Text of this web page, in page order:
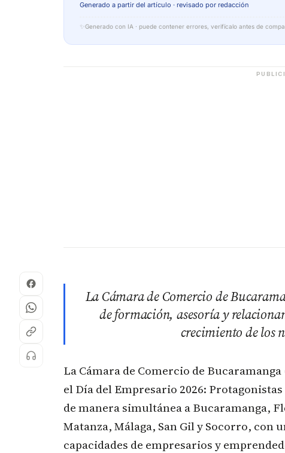
Generado a partir del artículo · revisado por redacción
✨ Generado con IA · puede contener errores, verifícalo antes de
La Cámara de Comercio de
de formación, asesoría y
crecimiento de los
La Cámara de Comercio de
el Día del Empresario 2026:
de manera simultánea a Bucaramanga,
Matanza, Málaga, San Gil y Socorro, con
capacidades de empresarios y